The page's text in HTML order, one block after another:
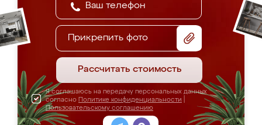
Прикрепить фото
Рассчитать стоимость
Я соглашаюсь на передачу персональных данных
согласно Политике конфиденциальности
Пользовательскому соглашению